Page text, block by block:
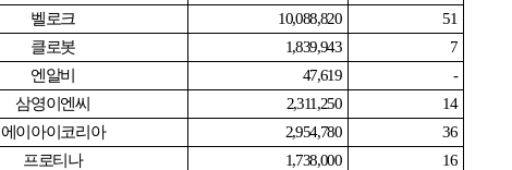
벨로크 10,088,820
51
클로봇 1,839,943
7
엔알비 47,619
-
삼영이엔씨 2,311,250
14
에이아이코리아 2,954,780
36
프로티나 1,738,000
16